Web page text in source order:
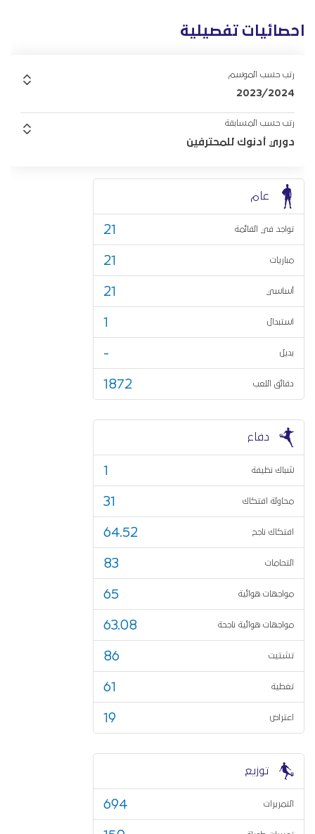
احصائيات تفصيلية
رتب حسب الموسم
2023/2024
رتب حسب المسابقة
دوري أدنوك للمحترفين
عام
تواجد في القائمة 21
مباريات 21
أساسي 21
استبدال 1
بديل -
دقائق اللعب 1872
دفاع
شباك نظيفة 1
محاولة افتكاك 31
افتكاك ناجح 64.52
التحامات 83
مواجهات هوائية 65
مواجهات هوائية ناجحة 63.08
تشتيت 86
تغطية 61
اعتراض 19
توزيع
التمريرات 694